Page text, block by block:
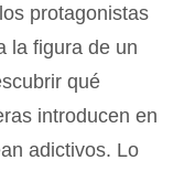
protagonistas
la figura de un
qué
introducen en
adictivos. Lo